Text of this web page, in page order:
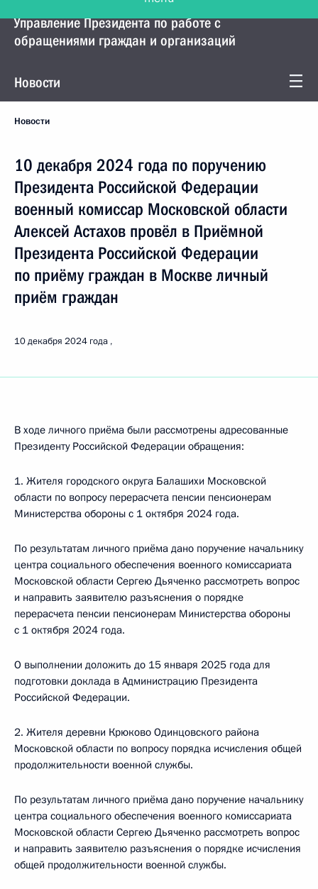
Управление Президента по работе с
обращениями граждан и организаций
Новости
Новости
10 декабря 2024 года по поручению
Президента Российской Федерации
военный комиссар Московской области
Алексей Астахов провёл в Приёмной
Президента Российской Федерации
по приёму граждан в Москве личный
приём граждан
10 декабря 2024 года
В ходе личного приёма были рассмотрены адресованные
Президенту Российской Федерации обращения:
1. Жителя городского округа Балашихи Московской
области по вопросу перерасчета пенсии пенсионерам
Министерства обороны с 1 октября 2024 года.
По результатам личного приёма дано поручение начальнику
центра социального обеспечения военного комиссариата
Московской области Сергею Дьяченко рассмотреть вопрос
и направить заявителю разъяснения о порядке
перерасчета пенсии пенсионерам Министерства обороны
с 1 октября 2024 года.
О выполнении доложить до 15 января 2025 года для
подготовки доклада в Администрацию Президента
Российской Федерации.
2. Жителя деревни Крюково Одинцовского района
Московской области по вопросу порядка исчисления общей
продолжительности военной службы.
По результатам личного приёма дано поручение начальнику
центра социального обеспечения военного комиссариата
Московской области Сергею Дьяченко рассмотреть вопрос
и направить заявителю разъяснения о порядке исчисления
общей продолжительности военной службы.